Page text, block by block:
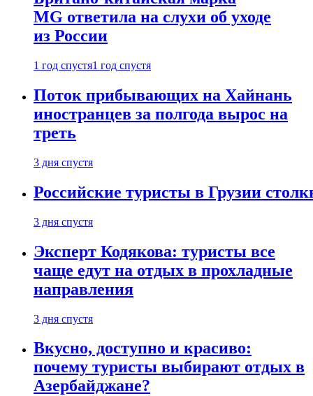
MG ответила на слухи об уходе
из России
1 год спустя1 год спустя
Поток прибывающих на Хайнань
иностранцев за полгода вырос на
треть
3 дня спустя
Российские туристы в Грузии
3 дня спустя
Эксперт Кодякова: туристы все
чаще едут на отдых в прохладные
направления
3 дня спустя
Вкусно, доступно и красиво:
почему туристы выбирают отдых в
Азербайджане?